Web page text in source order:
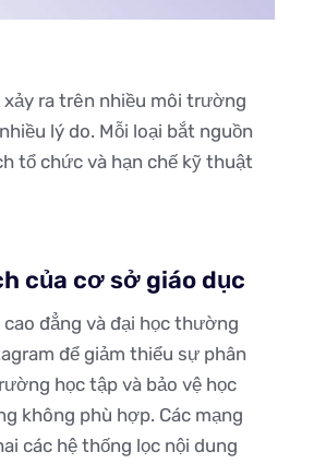
xảy ra trên nhiều môi trường
lý do. Mỗi loại bắt nguồn
tổ chức và hạn chế kỹ thuật
của cơ sở giáo dục
đẳng và đại học thường
để giảm thiểu sự phân
học tập và bảo vệ học
không phù hợp. Các mạng
các hệ thống lọc nội dung